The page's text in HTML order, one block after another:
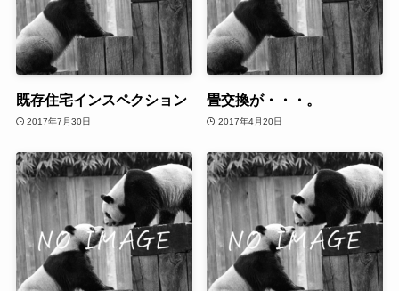
既存住宅インスペクション
2017年7月30日
畳交換が・・・。
2017年4月20日